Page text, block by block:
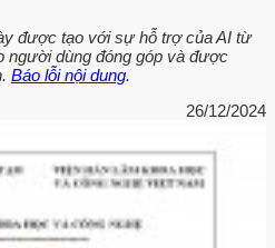
được tạo với sự hỗ trợ của AI từ
người dùng đóng góp và được
Báo lỗi nội dung.
26/12/2024